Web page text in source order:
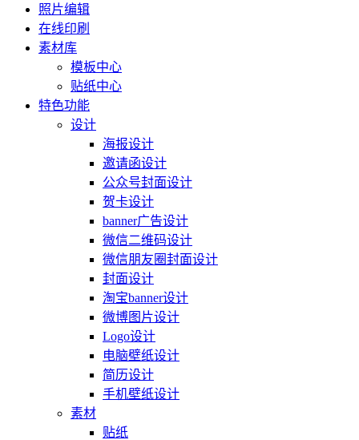
照片编辑
在线印刷
素材库
模板中心
贴纸中心
特色功能
设计
海报设计
邀请函设计
公众号封面设计
贺卡设计
banner广告设计
微信二维码设计
微信朋友圈封面设计
封面设计
淘宝banner设计
微博图片设计
Logo设计
电脑壁纸设计
简历设计
手机壁纸设计
素材
贴纸